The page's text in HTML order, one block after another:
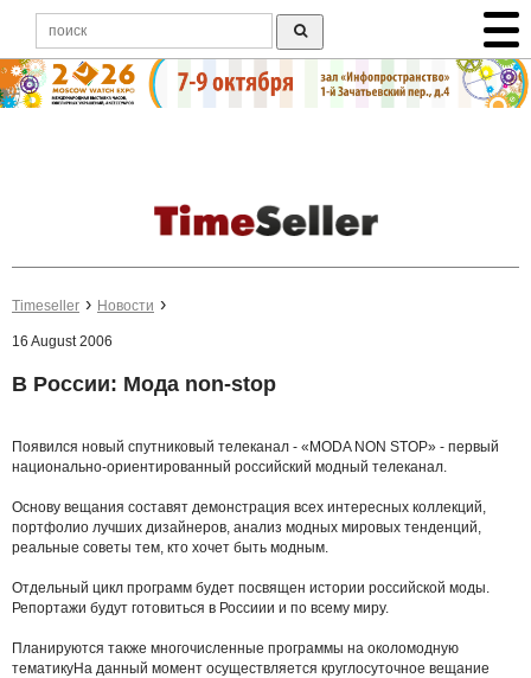
Timeseller Новости
16 August 2006
В России: Мода non-stop
Появился новый спутниковый телеканал - «MODA NON STOP» - первый
национально-ориентированный российский модный телеканал.
Основу вещания составят демонстрация всех интересных коллекций,
портфолио лучших дизайнеров, анализ модных мировых тенденций,
реальные советы тем, кто хочет быть модным.
Отдельный цикл программ будет посвящен истории российской моды.
Репортажи будут готовиться в Россиии и по всему миру.
Планируются также многочисленные программы на околомодную
тематикуНа данный момент осуществляется круглосуточное вещание